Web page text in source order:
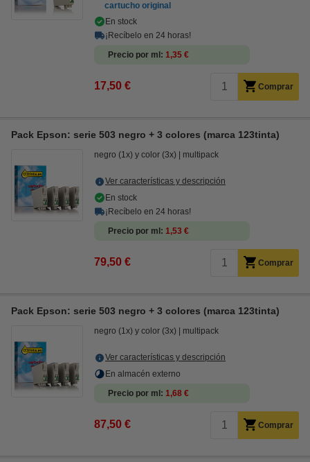
cartucho original
En stock
¡Recíbelo en 24 horas!
Precio por ml
1,35 €
17,50 € Comprar
Pack Epson: serie 503 negro + 3 colores (marca 123tinta)
negro (1x) y color (3x) multipack
Ver características y descripción
En stock
¡Recíbelo en 24 horas!
Precio por ml
1,53 €
79,50 € Comprar
Pack Epson: serie 503 negro + 3 colores (marca 123tinta)
negro (1x) y color (3x) multipack
Ver características y descripción
En almacén externo
Precio por ml
1,68 €
87,50 € Comprar